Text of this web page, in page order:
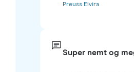
Preuss Elvira
Super nemt og